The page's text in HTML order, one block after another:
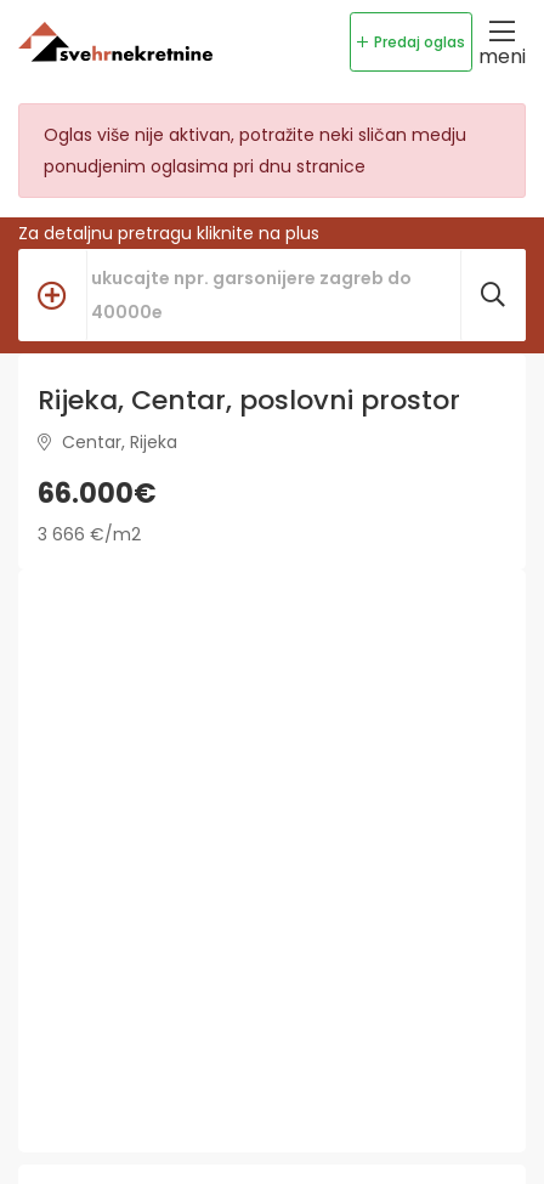
Predaj oglas
meni
Oglas više nije aktivan, potražite neki sličan medju
ponudjenim oglasima pri dnu stranice
Za detaljnu pretragu kliknite na plus
Rijeka, Centar, poslovni prostor
Centar, Rijeka
66.000€
3 666 €/m2